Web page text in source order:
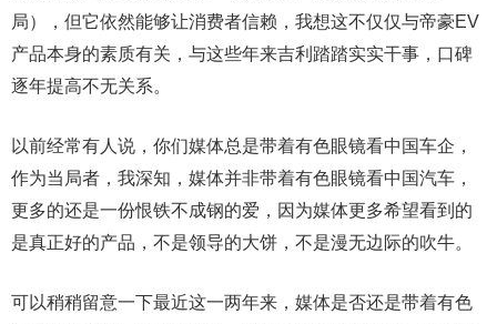
局），但它依然能够让消费者信赖，我想这不仅仅与帝豪EV
产品本身的素质有关，与这些年来吉利踏踏实实干事，口碑
逐年提高不无关系。
以前经常有人说，你们媒体总是带着有色眼镜看中国车企，
作为当局者，我深知，媒体并非带着有色眼镜看中国汽车，
更多的还是一份恨铁不成钢的爱，因为媒体更多希望看到的
是真正好的产品，不是领导的大饼，不是漫无边际的吹牛。
可以稍稍留意一下最近这一两年来，媒体是否还是带着有色